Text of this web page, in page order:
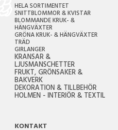
HELA SORTIMENTET
SNITTBLOMMOR & KVISTAR
BLOMMANDE KRUK- &
HÄNGVÄXTER
GRÖNA KRUK- & HÄNGVÄXTER
TRÄD
GIRLANGER
KRANSAR &
LJUSMANSCHETTER
FRUKT, GRÖNSAKER &
BAKVERK
DEKORATION & TILLBEHÖR
HOLMEN - INTERIÖR & TEXTIL
KONTAKT